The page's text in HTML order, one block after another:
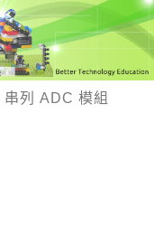
串列 ADC 模組